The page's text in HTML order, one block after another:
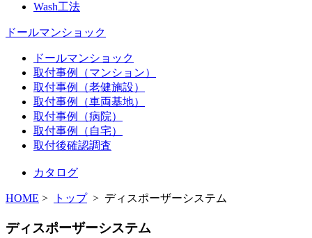
Wash工法
ドールマンショック
ドールマンショック
取付事例（マンション）
取付事例（老健施設）
取付事例（車両基地）
取付事例（病院）
取付事例（自宅）
取付後確認調査
カタログ
HOME > トップ> ディスポーザーシステム
ディスポーザーシステム